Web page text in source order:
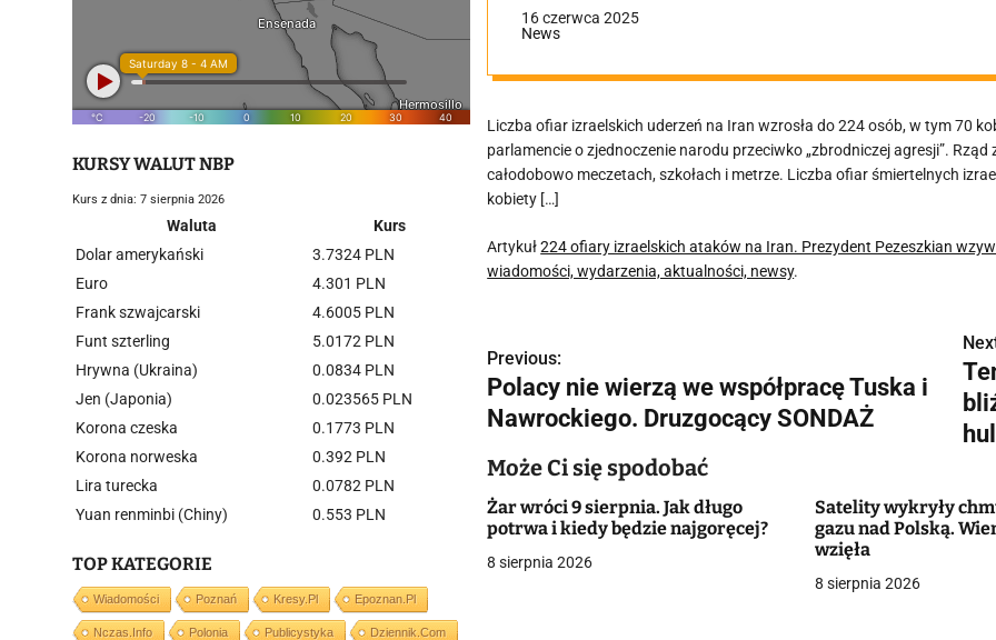
16 czerwca 2025
News
Liczba ofiar izraelskich uderzeń na Iran wzrosła do 224 osób, w tym 70
parlamencie o zjednoczenie narodu przeciwko „zbrodniczej agresji”.
całodobowo meczetach, szkołach i metrze. Liczba ofiar śmiertelnych
kobiety […]
Artykuł224 ofiary izraelskich ataków na Iran. Prezydent Pezeszkian
wiadomości, wydarzenia, aktualności, newsy.
N
a
w
i
g
a
Previous:
Polacy nie wierzą we współpracę Tuska i
Nawrockiego. Druzgocący SONDAŻ
Może Ci się spodobać
Żar wróci 9 sierpnia. Jak długo
potrwa i kiedy będzie najgoręcej?
8 sierpnia 2026
Satelity wykryły
gazu nad Polską.
wzięła
8 sierpnia 2026
KURSY WALUT NBP
Kurs z dnia: 7 sierpnia 2026
Waluta
Kurs
Dolar amerykański
3.7324 PLN
Euro
4.301 PLN
Frank szwajcarski
4.6005 PLN
Funt szterling
5.0172 PLN
Hrywna (Ukraina)
0.0834 PLN
Jen (Japonia)
0.023565 PLN
Korona czeska
0.1773 PLN
Korona norweska
0.392 PLN
Lira turecka
0.0782 PLN
Yuan renminbi (Chiny)
0.553 PLN
TOP KATEGORIE
Wiadomości Poznań Kresy.pl Epoznan.pl
Nczas.info Polonia Publicystyka Dziennik.com